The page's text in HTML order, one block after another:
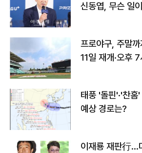
신동엽, 무슨 일
프로야구, 주말
11일 재개·오후
태풍 '돌핀'·'찬
예상 경로는?
이재룡 재판行…